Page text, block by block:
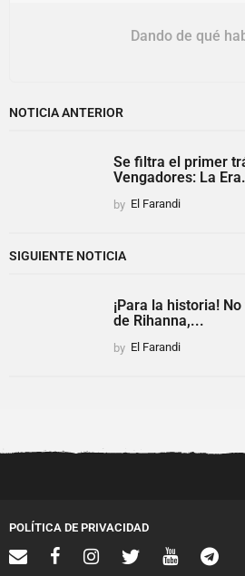
Dando de qué
NOTICIA ANTERIOR
Se filtra el primer
Vengadores: La
by El Farandi
SIGUIENTE NOTICIA
¡Para la historia!
de Rihanna,...
by El Farandi
POLÍTICA DE PRIVACIDAD